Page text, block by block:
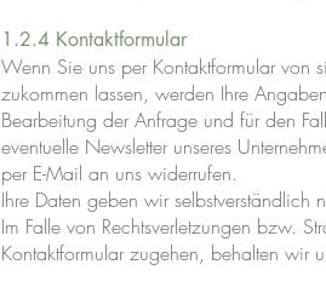
1.2.4 Kontaktformular
Wenn Sie uns per Kontaktformular von
zukommen lassen, werden Ihre
Bearbeitung der Anfrage und für den
eventuelle Newsletter unseres
per E-Mail an uns widerrufen.
Ihre Daten geben wir selbstverständlich
Im Falle von Rechtsverletzungen bzw.
Kontaktformular zugehen, behalten wir